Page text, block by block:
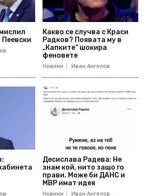
Какво се случва с Краси
Радков? Появата му в
„Капките“ шокира
феновете
Новини Иван Ангелов
Десислава Радева: Не
знам кой, нито защо го
прави. Може би ДАНС и
МВР имат идея
Новини Иван Ангелов